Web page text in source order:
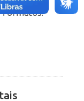
Formatos: